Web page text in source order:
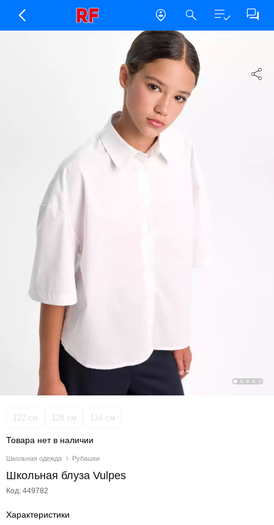
Школьная одежда Рубашки
Школьная блуза Vulpes
Код: 449782
122 см 128 см 134 см
Товара нет в наличии
Характеристики